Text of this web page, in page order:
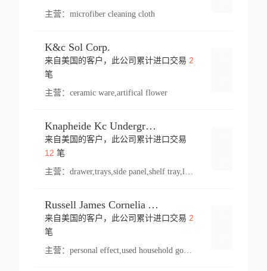
主营： microfiber cleaning cloth
K&c Sol Corp.
来自美国的客户，此公司累计进口交易 2
笔
主营： ceramic ware,artifical flower
Knapheide Kc Underground
来自美国的客户，此公司累计进口交易
12 笔
主营：
Russell James Cornelia Arlington Va
来自美国的客户，此公司累计进口交易 2
笔
主营： personal effect,used household goods